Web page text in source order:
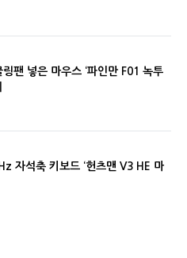
팬 넣은 마우스 ‘파인만 F01 녹투
자석축 키보드 ‘헌츠맨 V3 HE 마